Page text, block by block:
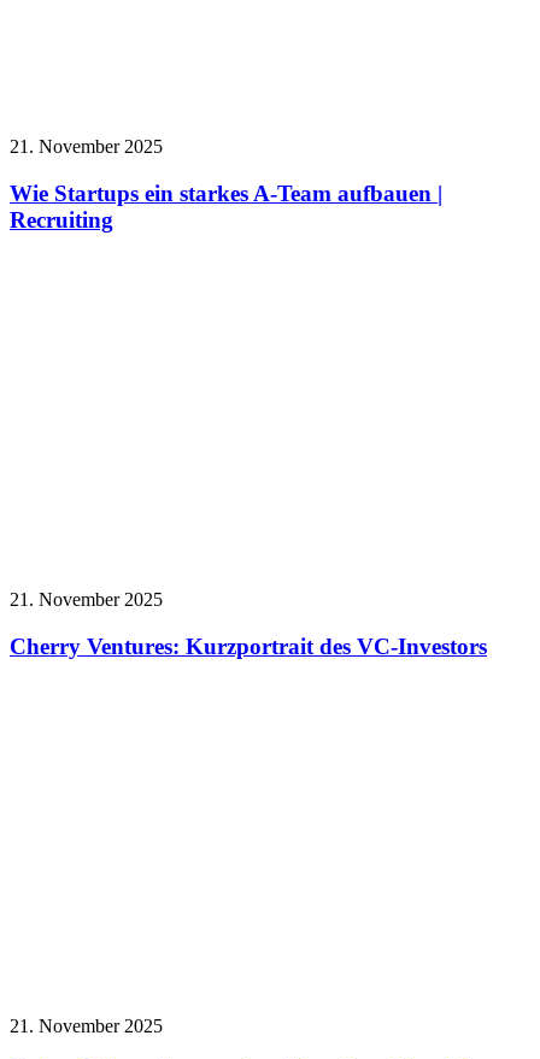
21. November 2025
Wie Startups ein starkes A-Team aufbauen |
Recruiting
21. November 2025
Cherry Ventures: Kurzportrait des VC-Investors
21. November 2025